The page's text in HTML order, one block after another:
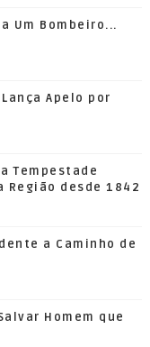
Um Bombeiro...
Apelo por
Tempestade
desde 1842
a Caminho de
Homem que